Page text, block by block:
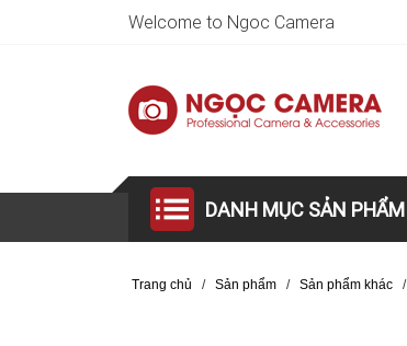
Welcome to Ngoc Camera
DANH MỤC SẢN PHẨM
Trang chủ / Sản phẩm / Sản phẩm khác /